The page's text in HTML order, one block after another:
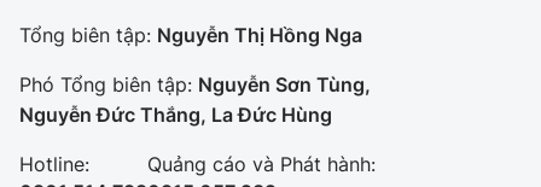
Tổng biên tập: Nguyễn Thị Hồng Nga
Phó Tổng biên tập: Nguyễn Sơn Tùng,
Nguyễn Đức Thắng, La Đức Hùng
Hotline:
Quảng cáo và Phát hành: